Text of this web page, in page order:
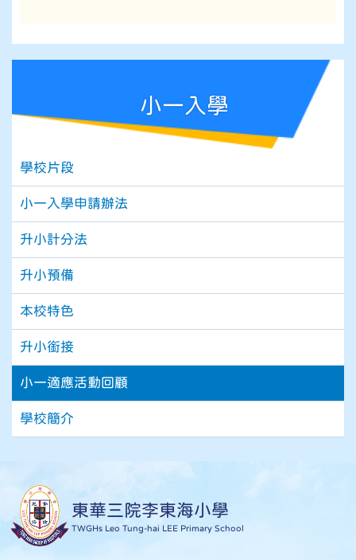
小一入學
學校片段
小一入學申請辦法
升小計分法
升小預備
本校特色
升小銜接
小一適應活動回顧
學校簡介
東華三院李東海小學
TWGHs Leo Tung-hai LEE Primary School